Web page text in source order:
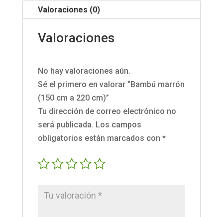
Valoraciones (0)
Valoraciones
No hay valoraciones aún.
Sé el primero en valorar “Bambú marrón
(150 cm a 220 cm)”
Tu dirección de correo electrónico no
será publicada. Los campos
obligatorios están marcados con *